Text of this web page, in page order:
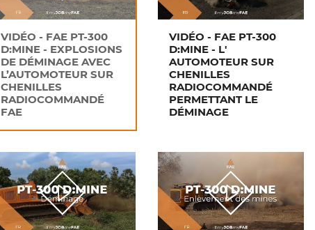
VIDÉO - FAE PT-300
D:MINE - EXPLOSIONS
DE DÉMINAGE AVEC
L’AUTOMOTEUR SUR
CHENILLES
RADIOCOMMANDÉ
FAE
VIDÉO - FAE PT-300
D:MINE - L'
AUTOMOTEUR SUR
CHENILLES
RADIOCOMMANDÉ
PERMETTANT LE
DÉMINAGE